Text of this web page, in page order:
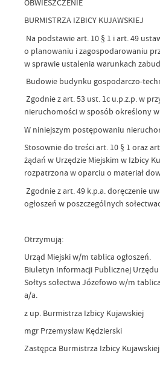
OBWIESZCZENIE
BURMISTRZA IZBICY KUJAWSKIEJ
Na podstawie art. 10 § 1 i art. 49
o planowaniu i zagospodarowaniu
w sprawie ustalenia warunkach
Budowie budynku gospodarczo-
Zgodnie z art. 53 ust. 1c u.p.z.p. w
nieruchomości w sposób określony
W niniejszym postępowaniu
Stosownie do treści art. 10 § 1 oraz
żądań w Urzędzie Miejskim w Izbicy
rozpatrzona w oparciu o materiał
Zgodnie z art. 49 k.p.a. doręczenie
ogłoszeń w poszczególnych
Otrzymują:
Urząd Miejski w/m tablica ogłoszeń.
Biuletyn Informacji Publicznej Urzędu
Sołtys sołectwa Józefowo w/m
a/a.
z up. Burmistrza Izbicy Kujawskiej
mgr Przemysław Kędzierski
Zastępca Burmistrza Izbicy Kujawskiej